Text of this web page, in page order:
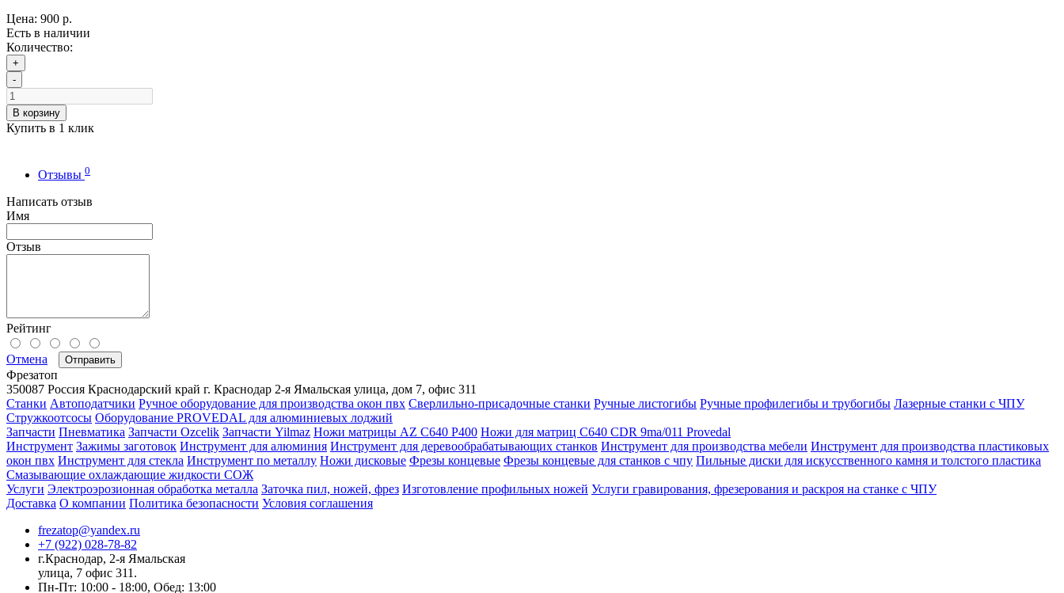
Цена: 900 р.
Есть в наличии
Количество:
+
-
В корзину
Купить в 1 клик
Отзывы 0
Написать отзыв
Имя
Отзыв
Рейтинг
Отмена Отправить
Фрезатоп
350087 Россия Краснодарский край г. Краснодар 2-я Ямальская улица, дом 7, офис 311
Станки Автоподатчики Ручное оборудование для производства окон пвх Сверлильно-присадочные станки Ручные листогибы Ручные профилегибы и трубогибы Лазерные станки с ЧПУ
Стружкоотсосы Оборудование PROVEDAL для алюминиевых лоджий
Запчасти Пневматика Запчасти Ozcelik Запчасти Yilmaz Ножи матрицы AZ C640 P400 Ножи для матриц C640 CDR 9ma/011 Provedal
Инструмент Зажимы заготовок Инструмент для алюминия Инструмент для деревообрабатывающих станков Инструмент для производства мебели Инструмент для производства пластиковых
окон пвх Инструмент для стекла Инструмент по металлу Ножи дисковые Фрезы концевые Фрезы концевые для станков с чпу Пильные диски для искусственного камня и толстого пластика
Смазывающие охлаждающие жидкости СОЖ
Услуги Электроэрозионная обработка металла Заточка пил, ножей, фрез Изготовление профильных ножей Услуги гравирования, фрезерования и раскроя на станке с ЧПУ
Доставка О компании Политика безопасности Условия соглашения
frezatop@yandex.ru
+7 (922) 028-78-82
г.Краснодар, 2-я Ямальская
улица, 7 офис 311.
Пн-Пт: 10:00 - 18:00, Обед: 13:00